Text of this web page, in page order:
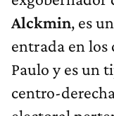
Alckmin, es
entrada en los
Paulo y es un
centro-